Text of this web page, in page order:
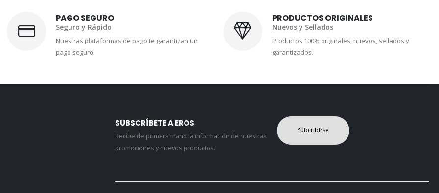
PAGO SEGURO
Seguro y Rápido
Nuestras plataformas de pago te garantizan un
pago seguro.
PRODUCTOS ORIGINALES
Nuevos y Sellados
Productos 100% originales, nuevos, sellados y
garantizados.
SUBSCRÍBETE A EROS
Recibe de primera mano la información de nuestras
promociones y nuevos productos.
Subcribirse